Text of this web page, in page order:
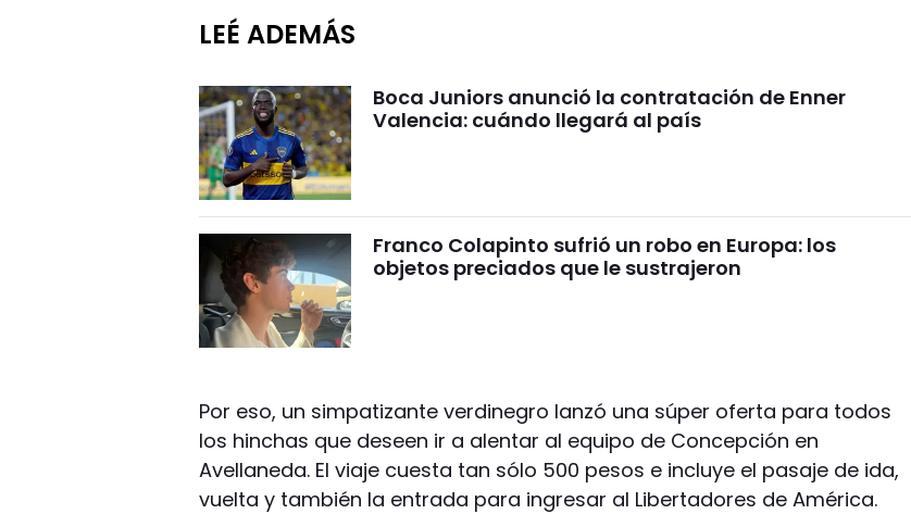
LEÉ ADEMÁS
Boca Juniors anunció la contratación de Enner
Valencia: cuándo llegará al país
Franco Colapinto sufrió un robo en Europa: los
objetos preciados que le sustrajeron
Por eso, un simpatizante verdinegro lanzó una súper oferta para todos
los hinchas que deseen ir a alentar al equipo de Concepción en
Avellaneda. El viaje cuesta tan sólo 500 pesos e incluye el pasaje de ida,
vuelta y también la entrada para ingresar al Libertadores de América.